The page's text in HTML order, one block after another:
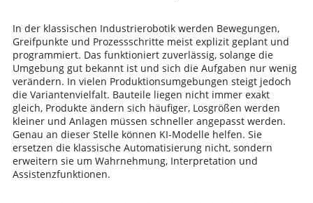
In der klassischen Industrierobotik werden Bewegungen,
Greifpunkte und Prozessschritte meist explizit geplant und
programmiert. Das funktioniert zuverlässig, solange die
Umgebung gut bekannt ist und sich die Aufgaben nur wenig
verändern. In vielen Produktionsumgebungen steigt jedoch
die Variantenvielfalt. Bauteile liegen nicht immer exakt
gleich, Produkte ändern sich häufiger, Losgrößen werden
kleiner und Anlagen müssen schneller angepasst werden.
Genau an dieser Stelle können KI-Modelle helfen. Sie
ersetzen die klassische Automatisierung nicht, sondern
erweitern sie um Wahrnehmung, Interpretation und
Assistenzfunktionen.